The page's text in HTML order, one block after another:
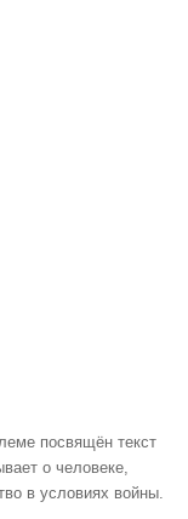
посвящён текст
о человеке,
в условиях войны.